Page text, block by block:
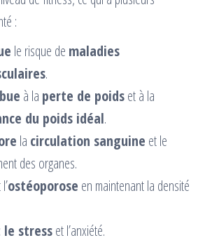
:
le risque de maladies
.
à la perte de poidset à la
du poids idéal.
la circulation sanguine et le
des organes.
ostéoporose en maintenant la densité
stresset l’anxiété.